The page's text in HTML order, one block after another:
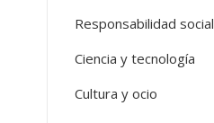
Responsabilidad social
Ciencia y tecnología
Cultura y ocio